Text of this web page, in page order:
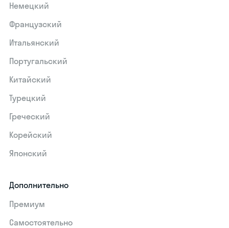
Немецкий
Французский
Итальянский
Португальский
Китайский
Турецкий
Греческий
Корейский
Японский
Дополнительно
Премиум
Самостоятельно